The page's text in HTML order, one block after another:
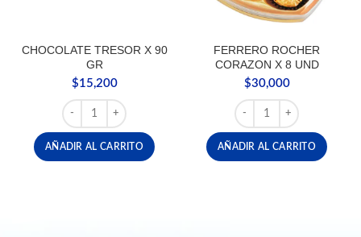
CHOCOLATE TRESOR X 90
GR
$15,200
CHOCOLATE TRESOR X 90 GR cantidad
AÑADIR AL CARRITO
FERRERO ROCHER
CORAZON X 8 UND
$30,000
FERRERO ROCHER
AÑADIR AL CARRITO